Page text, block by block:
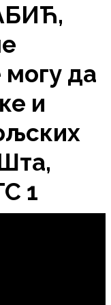
да
и
1